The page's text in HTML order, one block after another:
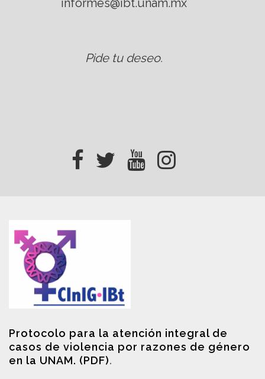
informes@ibt.unam.mx
Pide tu deseo.
Protocolo para la atención integral de
casos de violencia por razones de género
en la UNAM. (PDF).